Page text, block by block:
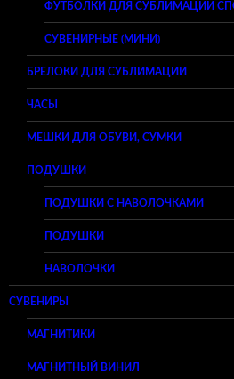
ФУТБОЛКИ ДЛЯ СУБЛИМАЦИИ
СУВЕНИРНЫЕ (МИНИ)
БРЕЛОКИ ДЛЯ СУБЛИМАЦИИ
ЧАСЫ
МЕШКИ ДЛЯ ОБУВИ, СУМКИ
ПОДУШКИ
ПОДУШКИ С НАВОЛОЧКАМИ
ПОДУШКИ
НАВОЛОЧКИ
СУВЕНИРЫ
МАГНИТИКИ
МАГНИТНЫЙ ВИНИЛ